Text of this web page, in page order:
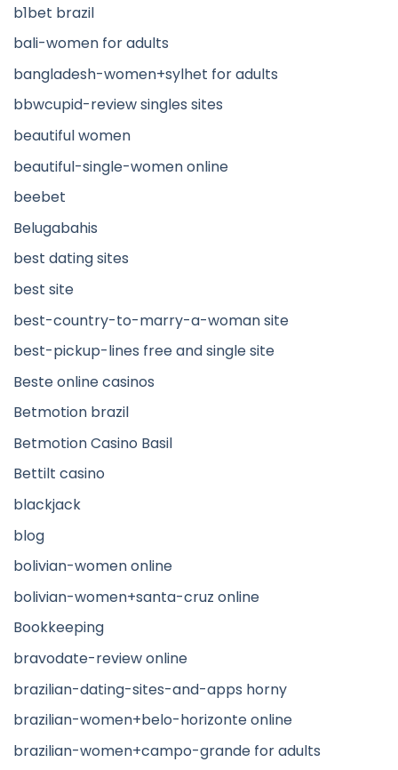
b1bet brazil
bali-women for adults
bangladesh-women+sylhet for adults
bbwcupid-review singles sites
beautiful women
beautiful-single-women online
beebet
Belugabahis
best dating sites
best site
best-country-to-marry-a-woman site
best-pickup-lines free and single site
Beste online casinos
Betmotion brazil
Betmotion Casino Basil
Bettilt casino
blackjack
blog
bolivian-women online
bolivian-women+santa-cruz online
Bookkeeping
bravodate-review online
brazilian-dating-sites-and-apps horny
brazilian-women+belo-horizonte online
brazilian-women+campo-grande for adults